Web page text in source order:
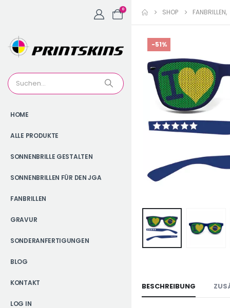
0
HOME
ALLE PRODUKTE
SONNENBRILLE GESTALTEN
SONNENBRILLEN FÜR DEN JGA
FANBRILLEN
GRAVUR
SONDERANFERTIGUNGEN
BLOG
KONTAKT
LOG IN
SHOP FANBRILLEN,
-51%
BESCHREIBUNG